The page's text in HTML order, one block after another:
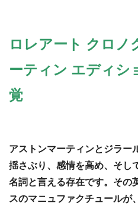
ロレアート クロノ
ーティン エディシ
覚
アストンマーティンとジラー
揺さぶり、感情を高め、そし
名詞と言える存在です。その
スのマニュファクチュールが